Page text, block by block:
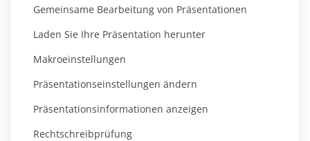
Gemeinsame Bearbeitung von Präsentationen
Laden Sie Ihre Präsentation herunter
Makroeinstellungen
Präsentationseinstellungen ändern
Präsentationsinformationen anzeigen
Rechtschreibprüfung